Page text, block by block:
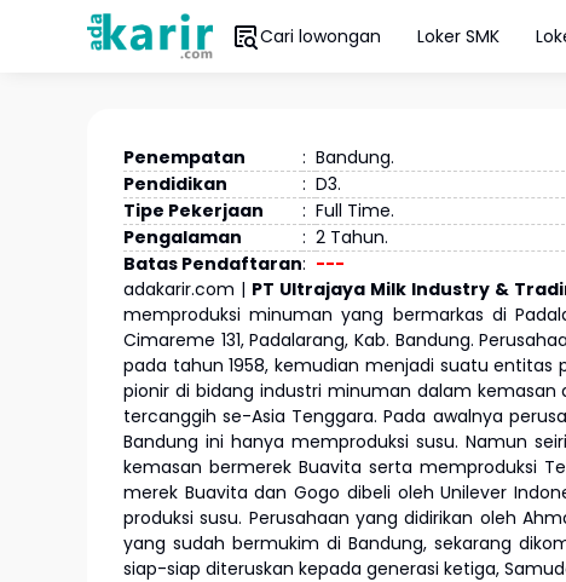
Cari lowongan Loker SMK
Penempatan : Bandung.
Pendidikan
: D3.
Tipe Pekerjaan
: Full Time.
Pengalaman
: 2 Tahun.
Batas Pendaftaran: ---
adakarir.com | PT Ultrajaya Milk Industry &
memproduksi minuman yang bermarkas di
Cimareme 131, Padalarang, Kab. Bandung.
pada tahun 1958, kemudian menjadi suatu entitas
pionir di bidang industri minuman dalam
tercanggih se-Asia Tenggara. Pada awalnya
Bandung ini hanya memproduksi susu. Namun
kemasan bermerek Buavita serta memproduksi
merek Buavita dan Gogo dibeli oleh Unilever
produksi susu. Perusahaan yang didirikan oleh
yang sudah bermukim di Bandung, sekarang
siap-siap diteruskan kepada generasi ketiga,